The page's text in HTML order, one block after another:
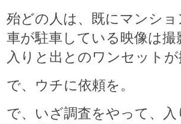
殆どの人は、既にマンシ
車が駐車している映像は
入りと出とのワンセット
で、ウチに依頼を。
で、いざ調査をやって、